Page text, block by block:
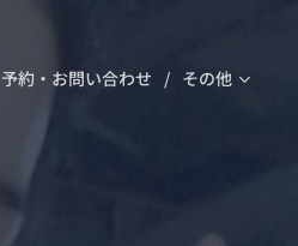
予約・お問い合わせ その他